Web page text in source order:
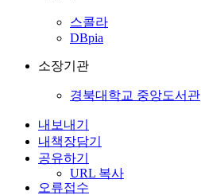
스콜라
DBpia
소장기관
경북대학교 중앙도서관
내보내기
내책장담기
공유하기
URL 복사
오류접수